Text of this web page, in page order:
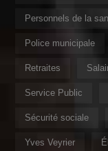
Personnels de la
Police municipale
Retraites
Service Public
Sécurité sociale
Yves Veyrier